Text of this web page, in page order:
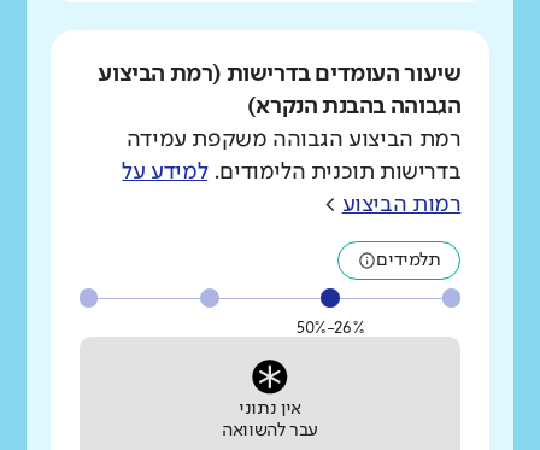
שיעור העומדים בדרישות (רמת הביצוע
הגבוהה בהבנת הנקרא)
רמת הביצוע הגבוהה משקפת עמידה
בדרישות תוכנית הלימודים.למידע על
רמות הביצוע >
תלמידים
26%-50%
אין נתוני
עבר להשוואה